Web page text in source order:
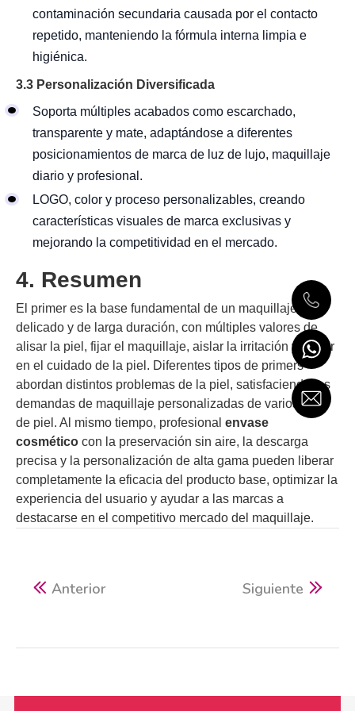
contaminación secundaria causada por el contacto
repetido, manteniendo la fórmula interna limpia e
higiénica.
3.3 Personalización Diversificada
Soporta múltiples acabados como escarchado,
transparente y mate, adaptándose a diferentes
posicionamientos de marca de luz de lujo, maquillaje
diario y profesional.
LOGO, color y proceso personalizables, creando
características visuales de marca exclusivas y
mejorando la competitividad en el mercado.
4. Resumen
El primer es la base fundamental de un maquillaje
delicado y de larga duración, con múltiples valores de
alisar la piel, fijar el maquillaje, aislar la irritación y asistir
en el cuidado de la piel. Diferentes tipos de primers
abordan distintos problemas de la piel, satisfaciendo las
demandas de maquillaje personalizadas de varios tipos
de piel. Al mismo tiempo, profesional envase
cosmético con la preservación sin aire, la descarga
precisa y la personalización de alta gama pueden liberar
completamente la eficacia del producto base, optimizar la
experiencia del usuario y ayudar a las marcas a
destacarse en el competitivo mercado del maquillaje.
Anterior Siguiente